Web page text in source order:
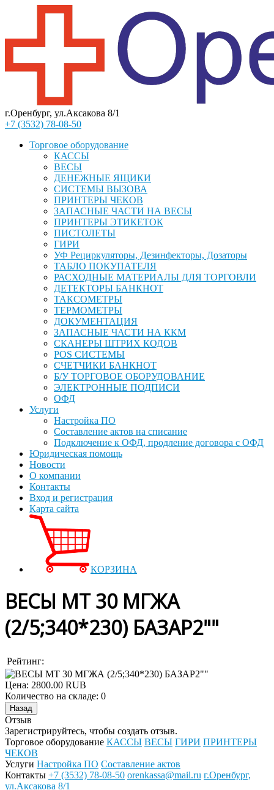
г.Оренбург, ул.Аксакова 8/1
+7 (3532) 78-08-50
Торговое оборудование
КАССЫ
ВЕСЫ
ДЕНЕЖНЫЕ ЯЩИКИ
СИСТЕМЫ ВЫЗОВА
ПРИНТЕРЫ ЧЕКОВ
ЗАПАСНЫЕ ЧАСТИ НА ВЕСЫ
ПРИНТЕРЫ ЭТИКЕТОК
ПИСТОЛЕТЫ
ГИРИ
УФ Рециркуляторы, Дезинфекторы, Дозаторы
ТАБЛО ПОКУПАТЕЛЯ
РАСХОДНЫЕ МАТЕРИАЛЫ ДЛЯ ТОРГОВЛИ
ДЕТЕКТОРЫ БАНКНОТ
ТАКСОМЕТРЫ
ТЕРМОМЕТРЫ
ДОКУМЕНТАЦИЯ
ЗАПАСНЫЕ ЧАСТИ НА ККМ
СКАНЕРЫ ШТРИХ КОДОВ
POS СИСТЕМЫ
СЧЕТЧИКИ БАНКНОТ
Б/У ТОРГОВОЕ ОБОРУДОВАНИЕ
ЭЛЕКТРОННЫЕ ПОДПИСИ
ОФД
Услуги
Настройка ПО
Составление актов на списание
Подключение к ОФД, продление договора с ОФД
Юридическая помощь
Новости
О компании
Контакты
Вход и регистрация
Карта сайта
КОРЗИНА
ВЕСЫ МТ 30 МГЖА
(2/5;340*230) БАЗАР2""
Рейтинг:
Цена: 2800.00 RUB
Количество на складе: 0
Отзыв
Зарегистрируйтесь, чтобы создать отзыв.
Торговое оборудование КАССЫ ВЕСЫ ГИРИ ПРИНТЕРЫ
ЧЕКОВ
Услуги Настройка ПО Составление актов
Контакты +7 (3532) 78-08-50 orenkassa@mail.ru г.Оренбург,
ул.Аксакова 8/1